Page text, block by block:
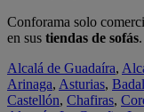
Conforama solo
en sus tiendas de sofás.
Alcalá de Guadaíra,
Arinaga, Asturias,
Castellón, Chafiras,